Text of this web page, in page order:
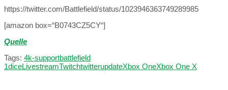
https://twitter.com/Battlefield/status/1023946363749289985
[amazon box=“B0743CZ5CY“]
Quelle
Tags: 4k-supportbattlefield
1diceLivestreamTwitchtwitterupdateXbox OneXbox One X